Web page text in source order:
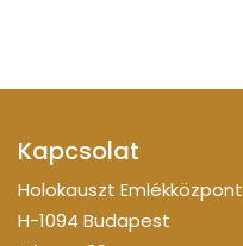
Kapcsolat
Holokauszt Emlékközpont
H-1094 Budapest